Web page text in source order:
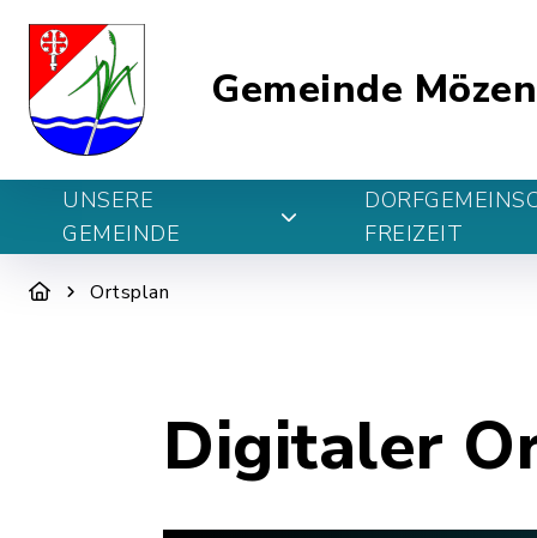
Gemeinde Mözen
UNSERE
GEMEINDE
FREIZEIT
Ortsplan
Digitaler